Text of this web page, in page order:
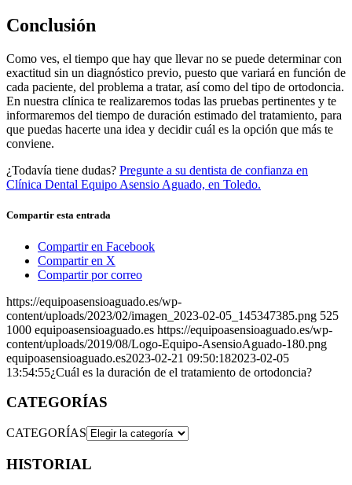
Conclusión
Como ves, el tiempo que hay que llevar no se puede determinar con
exactitud sin un diagnóstico previo, puesto que variará en función de
cada paciente, del problema a tratar, así como del tipo de ortodoncia.
En nuestra clínica te realizaremos todas las pruebas pertinentes y te
informaremos del tiempo de duración estimado del tratamiento, para
que puedas hacerte una idea y decidir cuál es la opción que más te
conviene.
¿Todavía tiene dudas? Pregunte a su dentista de confianza en
Clínica Dental Equipo Asensio Aguado, en Toledo.
Compartir esta entrada
Compartir en Facebook
Compartir en X
Compartir por correo
https://equipoasensioaguado.es/wp-
content/uploads/2023/02/imagen_2023-02-05_145347385.png 525
1000 equipoasensioaguado.es https://equipoasensioaguado.es/wp-
content/uploads/2019/08/Logo-Equipo-AsensioAguado-180.png
equipoasensioaguado.es2023-02-21 09:50:182023-02-05
13:54:55¿Cuál es la duración de el tratamiento de ortodoncia?
CATEGORÍAS
CATEGORÍAS
HISTORIAL